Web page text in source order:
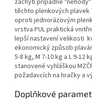
zachytí případné
těchto plenkových plavek
oproti jednorázovým
vrstva PUL praktická
lepší nastavení velikosti
ekonomický způsob
5-8 kg, M 7-10 kg a L 9-12
stanovené vyhláškou
požadavcích na hračky a
Doplňkové